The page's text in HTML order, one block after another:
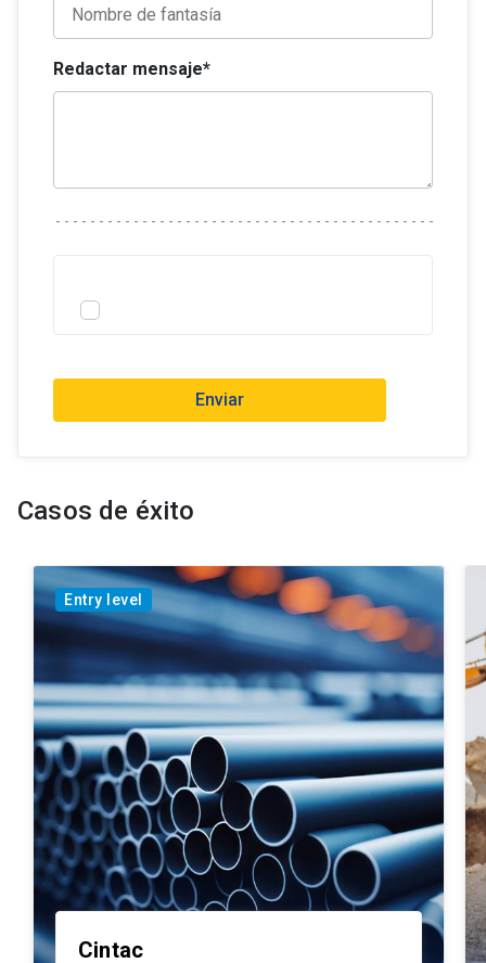
Redactar mensaje*
Enviar
Casos de éxito
Cintac
Entry level